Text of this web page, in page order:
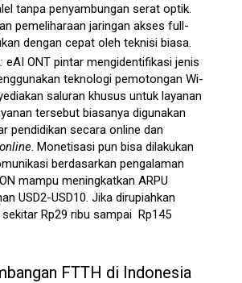
tanpa penyambungan serat optik.
pemeliharaan jaringan akses full-
dengan cepat oleh teknisi biasa.
eAI ONT pintar mengidentifikasi jenis
teknologi pemotongan Wi-
saluran khusus untuk layanan
tersebut biasanya digunakan
pendidikan secara online dan
online. Monetisasi pun bisa dilakukan
berdasarkan pengalaman
mampu meningkatkan ARPU
USD2-USD10. Jika dirupiahkan
Rp29 ribu sampai Rp145
FTTH di Indonesia